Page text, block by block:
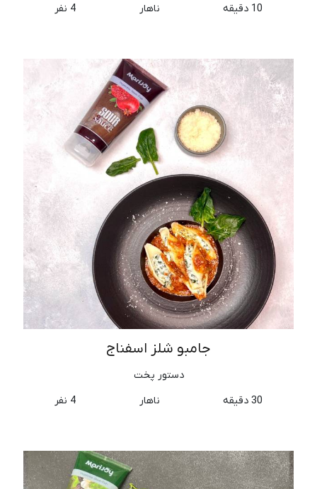
10 دقیقه
ناهار 4 نفر
جامبو شلز اسفناج
دستور پخت
30 دقیقه
ناهار 4 نفر